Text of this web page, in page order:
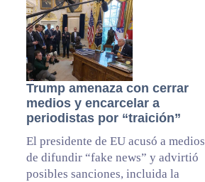
Trump amenaza con cerrar
medios y encarcelar a
periodistas por “traición”
El presidente de EU acusó a medios
de difundir “fake news” y advirtió
posibles sanciones, incluida la